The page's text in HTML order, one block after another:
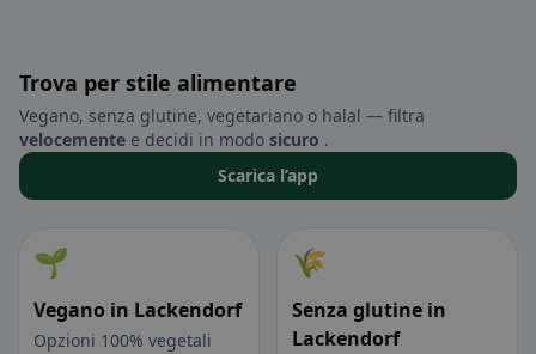
Trova per stile alimentare
Vegano, senza glutine, vegetariano o halal — filtra
velocemente e decidi in modo sicuro .
Scarica l’app
🌱
Vegano in Lackendorf
Opzioni 100% vegetali
🌾
Senza glutine in
Lackendorf